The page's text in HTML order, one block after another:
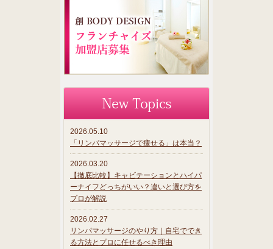
2026.05.10
「リンパマッサージで痩せる」は本当？
2026.03.20
【徹底比較】キャビテーションとハイパ
ーナイフどっちがいい？違いと選び方を
プロが解説
2026.02.27
リンパマッサージのやり方｜自宅ででき
る方法とプロに任せるべき理由